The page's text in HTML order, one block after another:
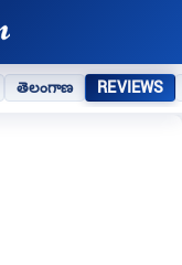
తెలంగాణ REVIEWS